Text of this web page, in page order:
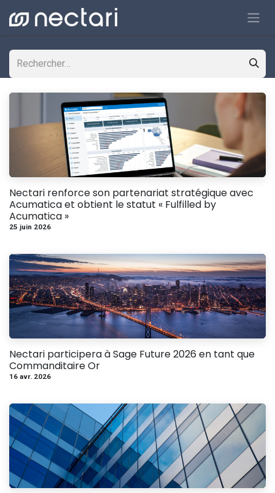
Se rendre au contenu
Nectari renforce son partenariat stratégique avec
Acumatica et obtient le statut « Fulfilled by
Acumatica »
25 juin 2026
Nectari participera à Sage Future 2026 en tant que
Commanditaire Or
16 avr. 2026